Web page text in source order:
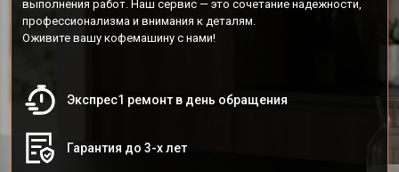
выполнения работ. Наш сервис — это сочетание надежности,
профессионализма и внимания к деталям.
Оживите вашу кофемашину с нами!
Экспрес1 ремонт в день обращения
Гарантия до 3-х лет